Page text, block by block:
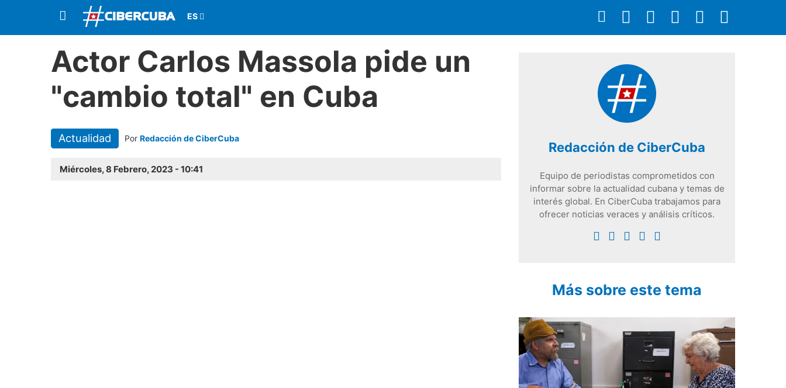
Actor Carlos Massola pide un
"cambio total" en Cuba
Actualidad Por Redacción de CiberCuba
Miércoles, 8 Febrero, 2023 - 10:41
Redacción de CiberCuba
Equipo de periodistas comprometidos con
informar sobre la actualidad cubana y temas de
interés global. En CiberCuba trabajamos para
ofrecer noticias veraces y análisis críticos.
Más sobre este tema